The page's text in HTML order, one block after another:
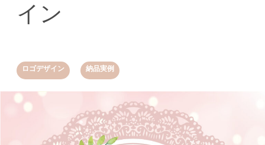
ロゴデザイン 納品実例
イン